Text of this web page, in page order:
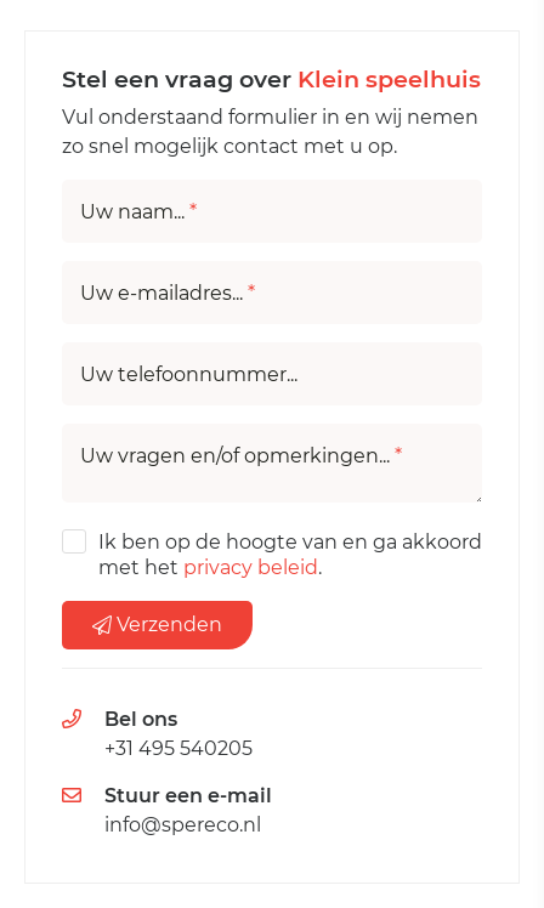
Stel een vraag over Klein speelhuis
Vul onderstaand formulier in en wij nemen
zo snel mogelijk contact met u op.
Uw naam... *
Uw e-mailadres... *
Uw telefoonnummer...
Uw vragen en/of opmerkingen... *
Ik ben op de hoogte van en ga akkoord
met het privacy beleid.
Verzenden
Bel ons
+31 495 540205
Stuur een e-mail
info@spereco.nl